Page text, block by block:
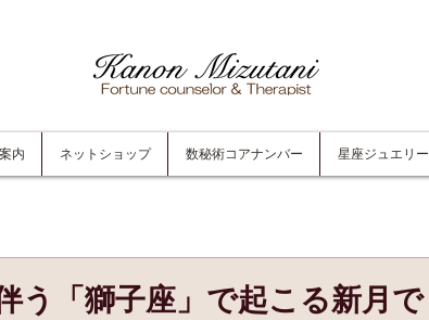
内 ネットショップ 数秘術コアナンバー 星座ジュエリー
う「獅子座」で起こる新月で